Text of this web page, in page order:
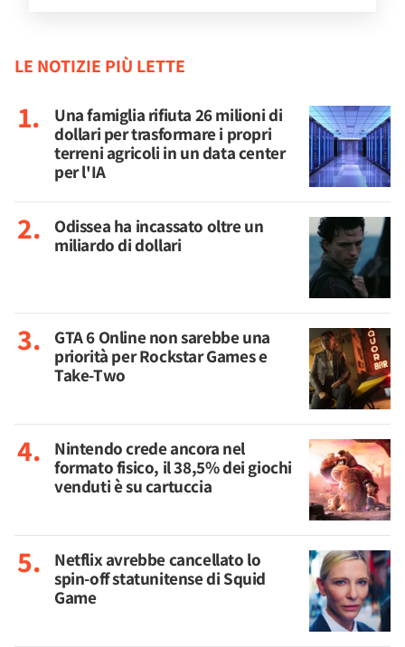
LE NOTIZIE PIÙ LETTE
Una famiglia rifiuta 26 milioni di
dollari per trasformare i propri
terreni agricoli in un data center
per l'IA
Odissea ha incassato oltre un
miliardo di dollari
GTA 6 Online non sarebbe una
priorità per Rockstar Games e
Take-Two
Nintendo crede ancora nel
formato fisico, il 38,5% dei giochi
venduti è su cartuccia
Netflix avrebbe cancellato lo
spin-off statunitense di Squid
Game